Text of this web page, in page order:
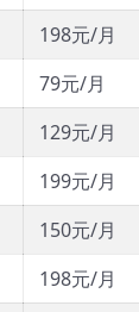
198元/月
79元/月
129元/月
199元/月
150元/月
198元/月